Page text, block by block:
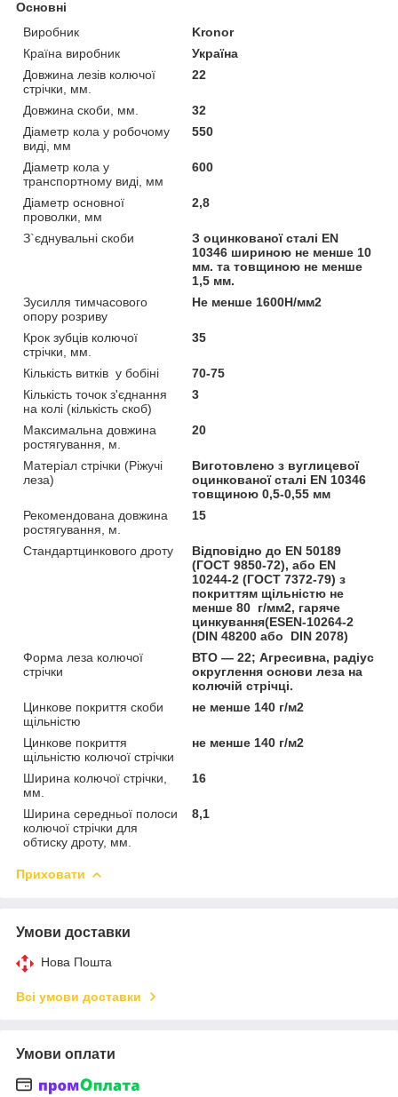
Основні
Виробник
Kronor
Країна виробник
Україна
Довжина лезів колючої
стрічки, мм.
22
Довжина скоби, мм.
32
Діаметр кола у робочому
виді, мм
550
Діаметр кола у
транспортному виді, мм
600
Діаметр основної
проволки, мм
2,8
З`єднувальні скоби
З оцинкованої сталі EN
10346 шириною не менше 10
мм. та товщиною не менше
1,5 мм.
Зусилля тимчасового
опору розриву
Не менше 1600H/мм2
Крок зубців колючої
стрічки, мм.
35
Кількість витків у бобіні
70-75
Кількість точок з'єднання
на колі (кількість скоб)
3
Максимальна довжина
ростягування, м.
20
Матеріал стрічки (Ріжучі
леза)
Виготовлено з вуглицевої
оцинкованої сталі EN 10346
товщиною 0,5-0,55 мм
Рекомендована довжина
ростягування, м.
15
Стандартцинкового дроту
Відповідно до EN 50189
(ГОСТ 9850-72), або EN
10244-2 (ГОСТ 7372-79) з
покриттям щільністю не
менше 80 г/мм2, гаряче
цинкування(ESEN-10264-2
(DIN 48200 або DIN 2078)
Форма леза колючої
стрічки
ВТО — 22; Агресивна, радіус
округлення основи леза на
колючій стрічці.
Цинкове покриття скоби
щільністю
не менше 140 г/м2
Цинкове покриття
щільністю колючої стрічки
не менше 140 г/м2
Ширина колючої стрічки,
мм.
16
Ширина середньої полоси
колючої стрічки для
обтиску дроту, мм.
8,1
Приховати
Умови доставки
Нова Пошта
Всі умови доставки
Умови оплати